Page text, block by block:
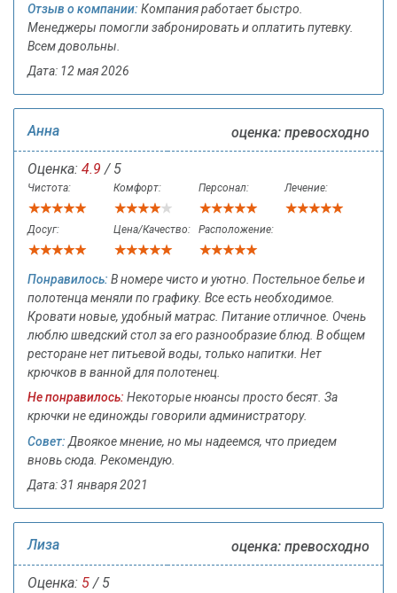
Отзыв о компании: Компания работает быстро.
Менеджеры помогли забронировать и оплатить путевку.
Всем довольны.
Дата: 12 мая 2026
Анна оценка: превосходно
Оценка: 4.9 / 5
Чистота: Комфорт: Персонал: Лечение:
Досуг: Цена/Качество: Расположение:
Понравилось: В номере чисто и уютно. Постельное белье и
полотенца меняли по графику. Все есть необходимое.
Кровати новые, удобный матрас. Питание отличное. Очень
люблю шведский стол за его разнообразие блюд. В общем
ресторане нет питьевой воды, только напитки. Нет
крючков в ванной для полотенец.
Не понравилось: Некоторые нюансы просто бесят. За
крючки не единожды говорили администратору.
Совет: Двоякое мнение, но мы надеемся, что приедем
вновь сюда. Рекомендую.
Дата: 31 января 2021
Лиза оценка: превосходно
Оценка: 5 / 5